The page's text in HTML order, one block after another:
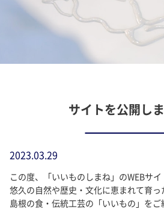
サイトを公開しま
2023.03.29
この度、「いいものしまね」のWEBサイ
悠久の自然や歴史・文化に恵まれて育っ
島根の食・伝統工芸の「いいもの」をご